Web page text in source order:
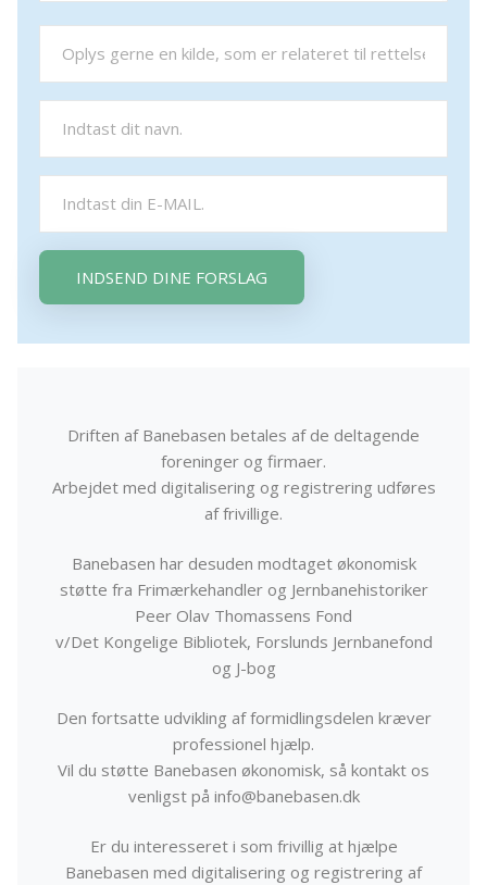
INDSEND DINE FORSLAG
Driften af Banebasen betales af de deltagende
foreninger og firmaer.
Arbejdet med digitalisering og registrering udføres
af frivillige.
Banebasen har desuden modtaget økonomisk
støtte fra Frimærkehandler og Jernbanehistoriker
Peer Olav Thomassens Fond
v/Det Kongelige Bibliotek, Forslunds Jernbanefond
og J-bog
Den fortsatte udvikling af formidlingsdelen kræver
professionel hjælp.
Vil du støtte Banebasen økonomisk, så kontakt os
venligst på info@banebasen.dk
Er du interesseret i som frivillig at hjælpe
Banebasen med digitalisering og registrering af